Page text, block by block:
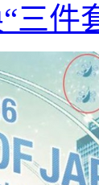
三